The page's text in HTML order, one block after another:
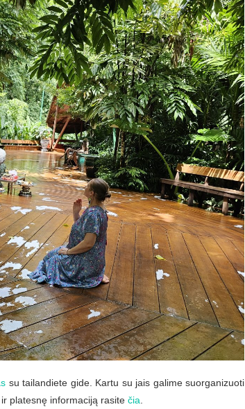
su tailandiete gide. Kartu su jais galime suorganizuoti
platesnę informaciją rasite čia